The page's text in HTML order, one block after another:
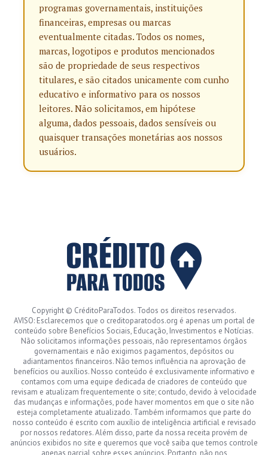
programas governamentais, instituições
financeiras, empresas ou marcas
eventualmente citadas. Todos os nomes,
marcas, logotipos e produtos mencionados
são de propriedade de seus respectivos
titulares, e são citados unicamente com cunho
educativo e informativo para os nossos
leitores. Não solicitamos, em hipótese
alguma, dados pessoais, dados sensíveis ou
quaisquer transações monetárias aos nossos
usuários.
Copyright © CréditoParaTodos. Todos os direitos reservados.
AVISO: Esclarecemos que o creditoparatodos.org é apenas um portal de
conteúdo sobre Benefícios Sociais, Educação, Investimentos e Notícias.
Não solicitamos informações pessoais, não representamos órgãos
governamentais e não exigimos pagamentos, depósitos ou
adiantamentos financeiros. Não temos influência na aprovação de
benefícios ou auxílios. Nosso conteúdo é exclusivamente informativo e
contamos com uma equipe dedicada de criadores de conteúdo que
revisam e atualizam frequentemente o site; contudo, devido à velocidade
das mudanças e informações, pode haver momentos em que o site não
esteja completamente atualizado. Também informamos que parte do
nosso conteúdo é escrito com auxílio de inteligência artificial e revisado
por nossos redatores. Além disso, parte da nossa receita provém de
anúncios exibidos no site e queremos que você saiba que temos controle
apenas parcial sobre esses anúncios. Portanto, não nos